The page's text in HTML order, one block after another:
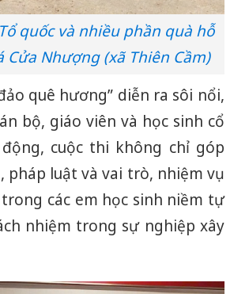
quốc và nhiều phần quà hỗ
Nhượng (xã Thiên Cầm)
quê hương” diễn ra sôi nổi,
bộ, giáo viên và học sinh cổ
cuộc thi không chỉ góp
pháp luật và vai trò, nhiệm vụ
các em học sinh niềm tự
nhiệm trong sự nghiệp xây
Cà Mau: Tiêu
sản phẩm
bảo vệ môi
kinh doanh
Công an
tìm bị hại